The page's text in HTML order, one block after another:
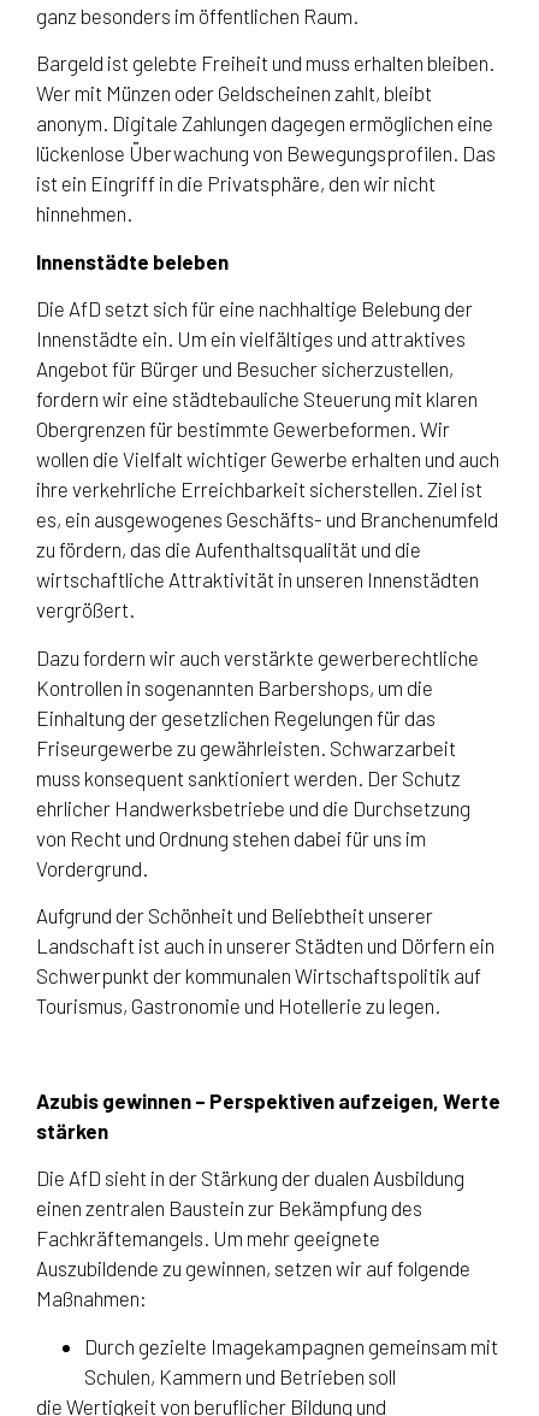
ganz besonders im öffentlichen Raum.
Bargeld ist gelebte Freiheit und muss erhalten bleiben.
Wer mit Münzen oder Geldscheinen zahlt, bleibt
anonym. Digitale Zahlungen dagegen ermöglichen eine
lückenlose Überwachung von Bewegungsprofilen. Das
ist ein Eingriff in die Privatsphäre, den wir nicht
hinnehmen.
Innenstädte beleben
Die AfD setzt sich für eine nachhaltige Belebung der
Innenstädte ein. Um ein vielfältiges und attraktives
Angebot für Bürger und Besucher sicherzustellen,
fordern wir eine städtebauliche Steuerung mit klaren
Obergrenzen für bestimmte Gewerbeformen. Wir
wollen die Vielfalt wichtiger Gewerbe erhalten und auch
ihre verkehrliche Erreichbarkeit sicherstellen. Ziel ist
es, ein ausgewogenes Geschäfts- und Branchenumfeld
zu fördern, das die Aufenthaltsqualität und die
wirtschaftliche Attraktivität in unseren Innenstädten
vergrößert.
Dazu fordern wir auch verstärkte gewerberechtliche
Kontrollen in sogenannten Barbershops, um die
Einhaltung der gesetzlichen Regelungen für das
Friseurgewerbe zu gewährleisten. Schwarzarbeit
muss konsequent sanktioniert werden. Der Schutz
ehrlicher Handwerksbetriebe und die Durchsetzung
von Recht und Ordnung stehen dabei für uns im
Vordergrund.
Aufgrund der Schönheit und Beliebtheit unserer
Landschaft ist auch in unserer Städten und Dörfern ein
Schwerpunkt der kommunalen Wirtschaftspolitik auf
Tourismus, Gastronomie und Hotellerie zu legen.
Azubis gewinnen – Perspektiven aufzeigen, Werte
stärken
Die AfD sieht in der Stärkung der dualen Ausbildung
einen zentralen Baustein zur Bekämpfung des
Fachkräftemangels. Um mehr geeignete
Auszubildende zu gewinnen, setzen wir auf folgende
Maßnahmen:
Durch gezielte Imagekampagnen gemeinsam mit
Schulen, Kammern und Betrieben soll
die Wertigkeit von beruflicher Bildung und